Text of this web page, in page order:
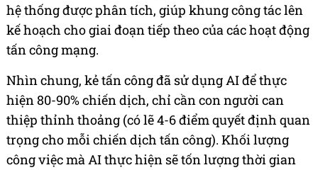
hệ thống được phân tích, giúp khung công tác lên
kế hoạch cho giai đoạn tiếp theo của các hoạt động
tấn công mạng.
Nhìn chung, kẻ tấn công đã sử dụng AI để thực
hiện 80-90% chiến dịch, chỉ cần con người can
thiệp thỉnh thoảng (có lẽ 4-6 điểm quyết định quan
trọng cho mỗi chiến dịch tấn công). Khối lượng
công việc mà AI thực hiện sẽ tốn lượng thời gian